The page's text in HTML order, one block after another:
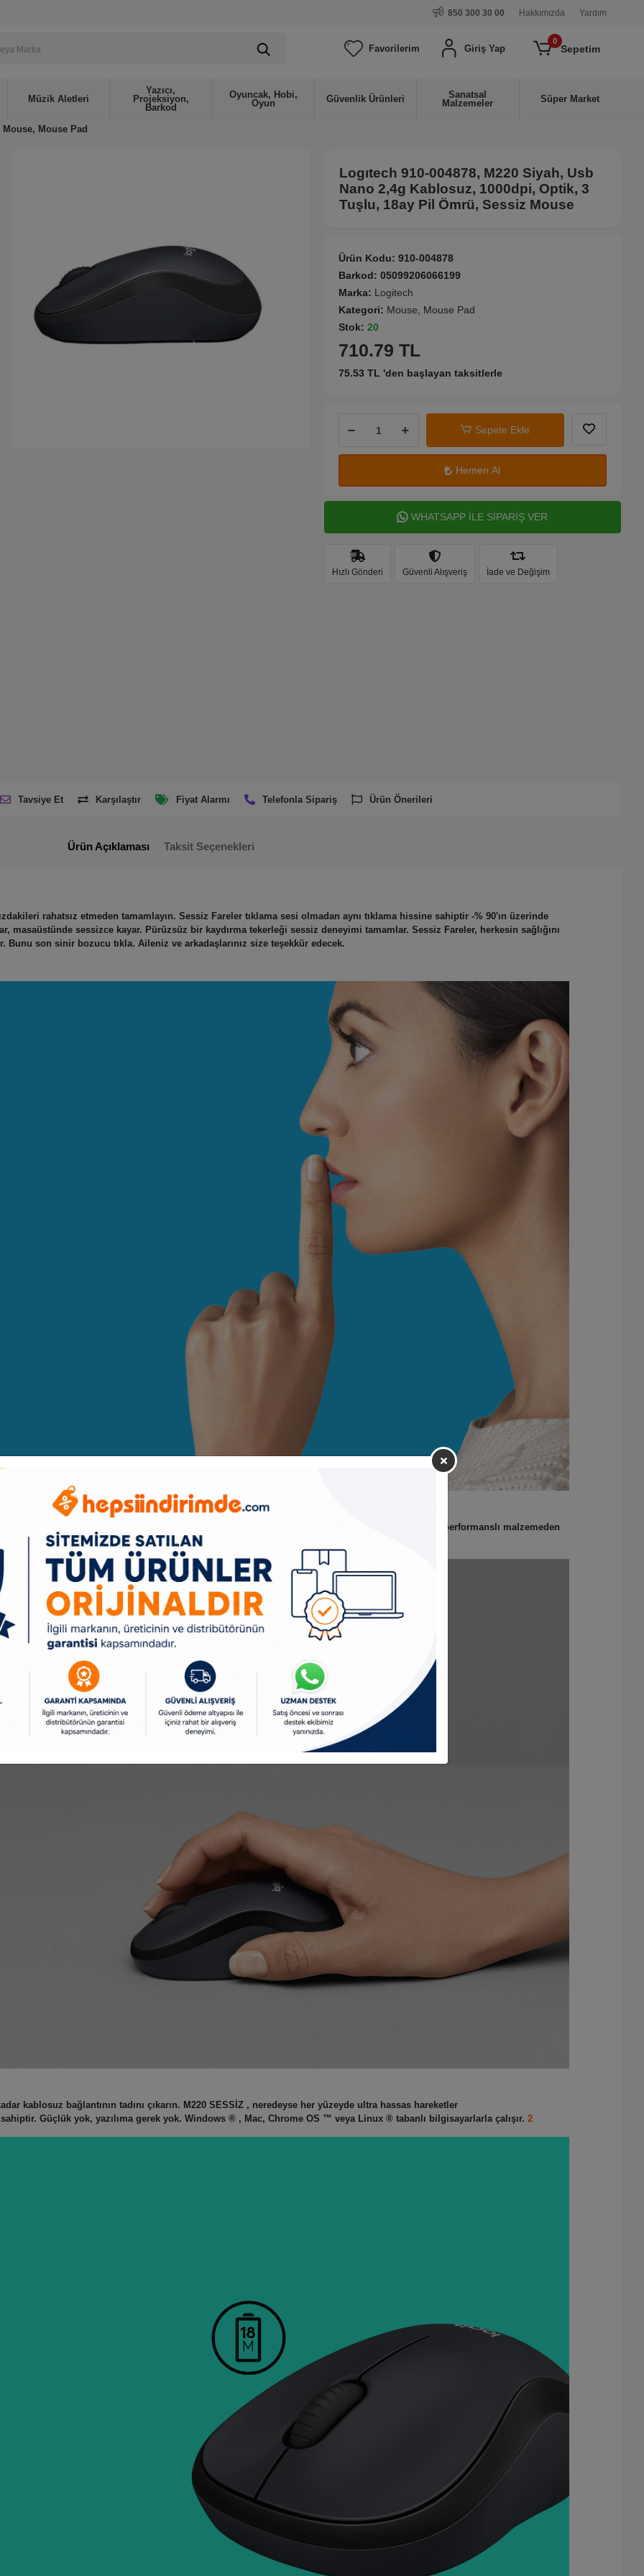
850 300 30 00 Hakkımızda Yardım
Favorilerim Giriş Yap
0
Sepetim
Müzik Aletleri
Yazıcı,
Projeksiyon,
Barkod
Oyuncak, Hobi,
Oyun
Güvenlik Ürünleri
Sanatsal
Malzemeler
Süper Market
Mouse, Mouse Pad
Logıtech 910-004878, M220 Siyah, Usb
Nano 2,4g Kablosuz, 1000dpi, Optik, 3
Tuşlu, 18ay Pil Ömrü, Sessiz Mouse
Ürün Kodu: 910-004878
Barkod: 05099206066199
Marka: Logitech
Kategori: Mouse, Mouse Pad
Stok: 20
710.79 TL
75.53 TL 'den başlayan taksitlerle
Sepete Ekle
Hemen Al
WHATSAPP İLE SİPARİŞ VER
Hızlı Gönderi Güvenli Alışveriş İade ve Değişim
Tavsiye Et Karşılaştır Fiyat Alarmı Telefonla Sipariş Ürün Önerileri
Ürün Açıklaması Taksit Seçenekleri
rahatsız etmeden tamamlayın. Sessiz Fareler tıklama sesi olmadan aynı tıklama hissine sahiptir -% 90'ın üzerinde
masaüstünde sessizce kayar. Pürüzsüz bir kaydırma tekerleği sessiz deneyimi tamamlar. Sessiz Fareler, herkesin sağlığını
Bunu son sinir bozucu tıkla. Aileniz ve arkadaşlarınız size teşekkür edecek.
gürültü azaltma ile, siz ve komşularınız için sessiz bir deneyimin keyfini çıkarın. Ayrıca, yüksek performanslı malzemeden
bir lastik tekerlek bulunmaktadır.1
kablosuz bağlantının tadını çıkarın. M220 SESSİZ , neredeyse her yüzeyde ultra hassas hareketler
Güçlük yok, yazılıma gerek yok. Windows ® , Mac, Chrome OS ™ veya Linux ® tabanlı bilgisayarlarla çalışır. 2